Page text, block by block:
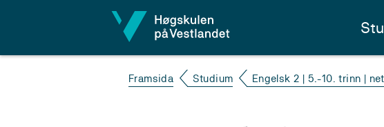
Framsida Studium Engelsk 2 | 5.-10. trinn |